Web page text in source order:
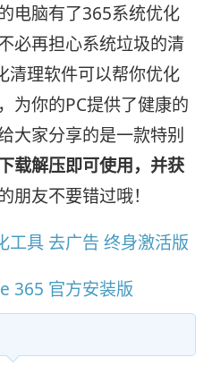
电脑有了365系统优化
必再担心系统垃圾的清
清理软件可以帮你优化
为你的PC提供了健康的
大家分享的是一款特别
载解压即可使用，并获
朋友不要错过哦！
具 去广告 终身激活版
365 官方安装版